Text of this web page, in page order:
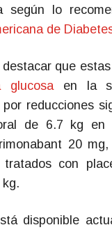
según lo
de
que
glucosaen la
por reducciones
de 6.7 kg en
20
tratados con
disponible